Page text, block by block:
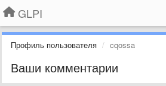
GLPI
Профиль пользователя cqossa
Ваши комментарии